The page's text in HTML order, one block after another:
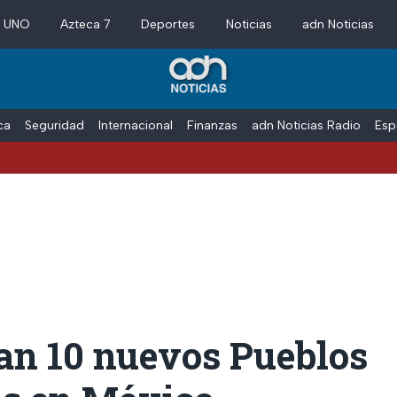
Azteca 7 Deportes Noticias adn Noticias
Seguridad Internacional Finanzas adn Noticias Radio
10 nuevos Pueblos